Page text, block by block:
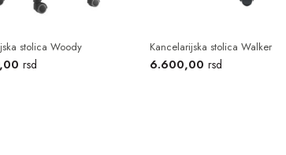
stolica Woody
rsd
Kancelarijska stolica Walker
6.600,00 rsd